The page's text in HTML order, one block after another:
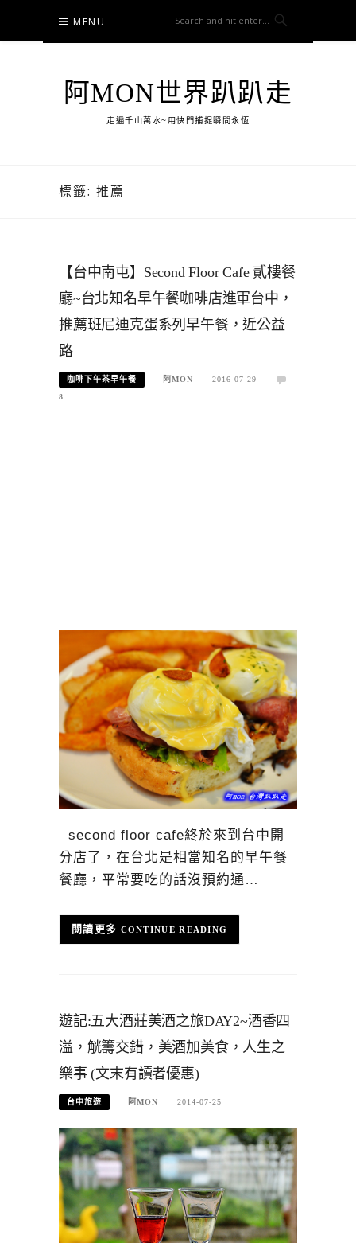
content
MENU
阿MON世界趴趴走
走遍千山萬水~用快門捕捉瞬間永恆
標籤: 推薦
【台中南屯】Second Floor Cafe 貳樓餐
廳~台北知名早午餐咖啡店進軍台中，
推薦班尼迪克蛋系列早午餐，近公益
路
咖啡下午茶早午餐 阿MON
2016-07-29
8
second floor cafe終於來到台中開
分店了，在台北是相當知名的早午餐
餐廳，平常要吃的話沒預約通…
CONTINUE READING
遊記:五大酒莊美酒之旅DAY2~酒香四
溢，觥籌交錯，美酒加美食，人生之
樂事 (文末有讀者優惠)
台中旅遊 阿MON 2014-07-25